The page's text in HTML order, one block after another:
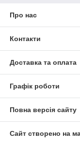
Про нас
Контакти
Доставка та оплата
Графік роботи
Повна версія сайту
Сайт створено на